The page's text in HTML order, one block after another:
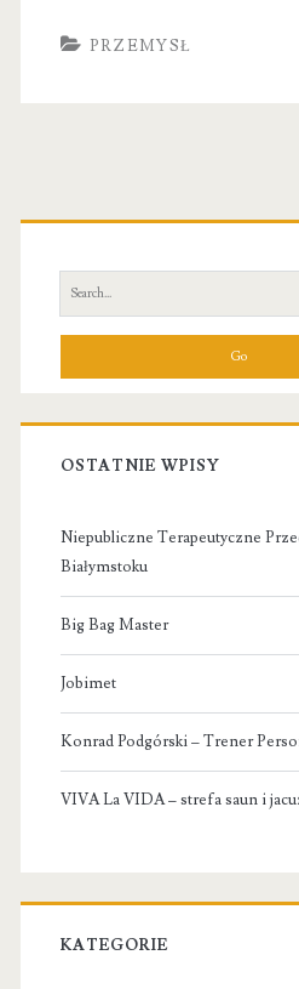
PRZEMYSŁ
Primary
Sidebar
Search
for:
OSTATNIE WPISY
Niepubliczne Terapeutyczne
Białymstoku
Big Bag Master
Jobimet
Konrad Podgórski – Trener
VIVA La VIDA – strefa saun i
KATEGORIE